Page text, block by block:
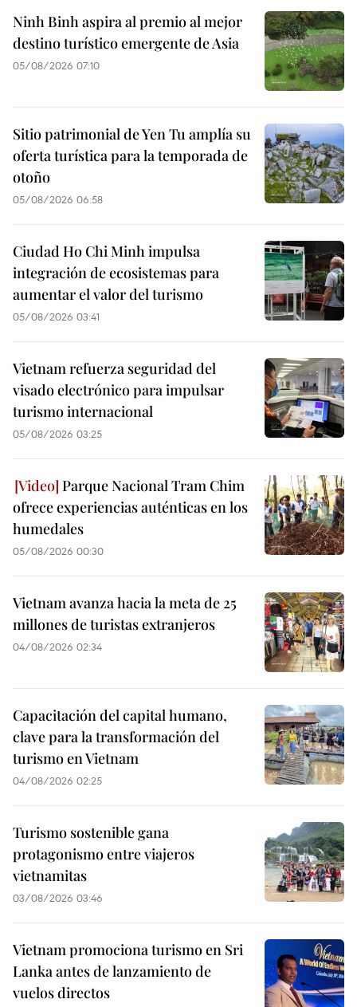
Ninh Binh aspira al premio al mejor
destino turístico emergente de Asia
05/08/2026 07:10
Sitio patrimonial de Yen Tu amplía su
oferta turística para la temporada de
otoño
05/08/2026 06:58
Ciudad Ho Chi Minh impulsa
integración de ecosistemas para
aumentar el valor del turismo
05/08/2026 03:41
Vietnam refuerza seguridad del
visado electrónico para impulsar
turismo internacional
05/08/2026 03:25
Parque Nacional Tram Chim
ofrece experiencias auténticas en los
humedales
05/08/2026 00:30
Vietnam avanza hacia la meta de 25
millones de turistas extranjeros
04/08/2026 02:34
Capacitación del capital humano,
clave para la transformación del
turismo en Vietnam
04/08/2026 02:25
Turismo sostenible gana
protagonismo entre viajeros
vietnamitas
03/08/2026 03:46
Vietnam promociona turismo en Sri
Lanka antes de lanzamiento de
vuelos directos